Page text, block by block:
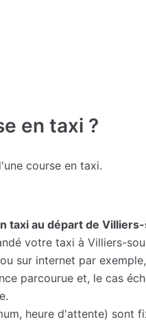
en taxi ?
course en taxi.
taxi au départ de
votre taxi à Villiers-
sur internet par
parcourue et, le cas
heure d'attente) sont